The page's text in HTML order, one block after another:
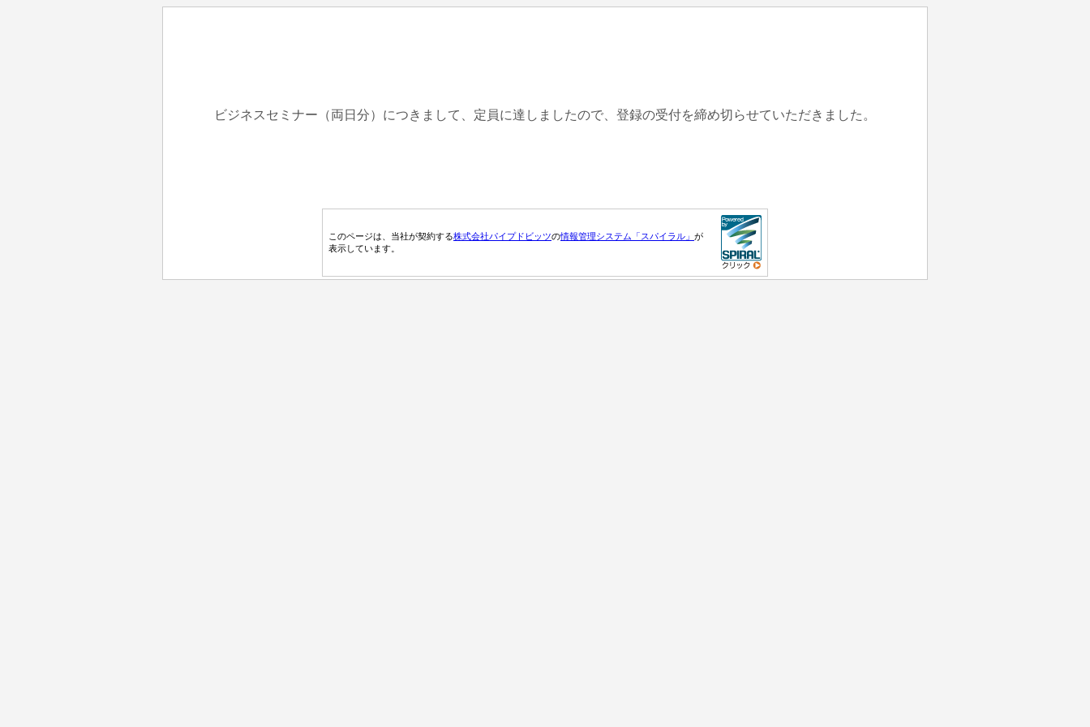
ビジネスセミナー（両日分）につきまして、定員に達しましたので、登録の受付を締め切らせていただきました。
このページは、当社が契約する株式会社パイプドビッツの情報管理システム「スパイラル」 が
表示しています。